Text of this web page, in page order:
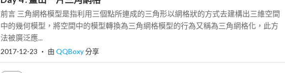
前言 三角網格模型是指利用三個點所連成的三角形以網格狀的方式去建構出三維空間
中的幾何模型，將空間中的模型轉換為三角網格模型的行為又稱為三角網格化，此方
法被廣泛應...
2017-12-23 ‧ 由 QQBoxy分享